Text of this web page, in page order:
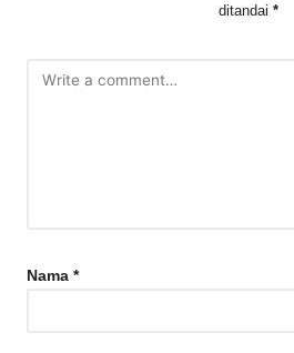
ditandai *
Nama *